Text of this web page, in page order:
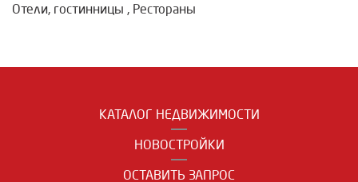
Отели, гостинницы , Рестораны
КАТАЛОГ НЕДВИЖИМОСТИ
НОВОСТРОЙКИ
ОСТАВИТЬ ЗАПРОС